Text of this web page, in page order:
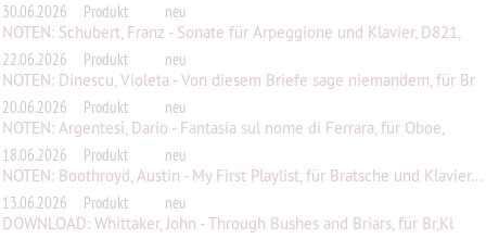
30.06.2026
Produkt
neu
NOTEN: Schubert, Franz - Sonate für Arpeggione und Klavier, D821,
op.p...
22.06.2026 Produkt
neu
NOTEN: Dinescu, Violeta - Von diesem Briefe sage niemandem, für Br
20.06.2026
Produkt
neu
NOTEN: Argentesi, Dario - Fantasia sul nome di Ferrara, für Oboe,
Klar...
18.06.2026 Produkt
neu
NOTEN: Boothroyd, Austin - My First Playlist, für Bratsche und Klavier...
13.06.2026
Produkt
neu
DOWNLOAD: Whittaker, John - Through Bushes and Briars, für Br,Kl